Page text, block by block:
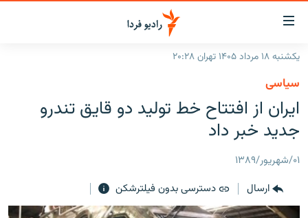
لینک‌های
قابلیت
دسترسی
بازگشت
منوی
اصلی
رفتن
به
صفحه
جستجو
ایران
جهان
برنامه‌های رادیویی
پادکست
چندرسانه‌ای
یکشنبه ۱۸ مرداد ۱۴۰۵ تهران ۲۰:۲۸
سیاسی
ایران از افتتاح خط تولید دو قایق تندرو
جدید خبر داد
۰۱/شهریور/۱۳۸۹
ارسال
دسترسی بدون فیلترشکن